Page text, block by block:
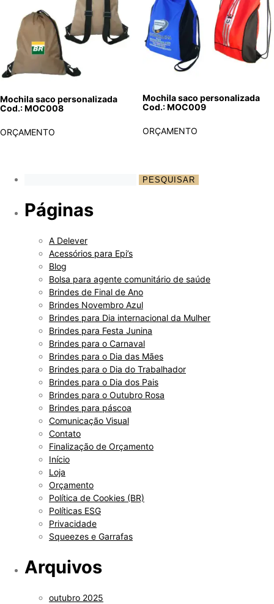
Mochila saco personalizada
Cod.: MOC008
ORÇAMENTO
Mochila saco personalizada
Cod.: MOC009
ORÇAMENTO
Páginas
A Delever
Acessórios para Epi’s
Blog
Bolsa para agente comunitário de saúde
Brindes de Final de Ano
Brindes Novembro Azul
Brindes para Dia internacional da Mulher
Brindes para Festa Junina
Brindes para o Carnaval
Brindes para o Dia das Mães
Brindes para o Dia do Trabalhador
Brindes para o Dia dos Pais
Brindes para o Outubro Rosa
Brindes para páscoa
Comunicação Visual
Contato
Finalização de Orçamento
Início
Loja
Orçamento
Política de Cookies (BR)
Políticas ESG
Privacidade
Squeezes e Garrafas
Arquivos
outubro 2025